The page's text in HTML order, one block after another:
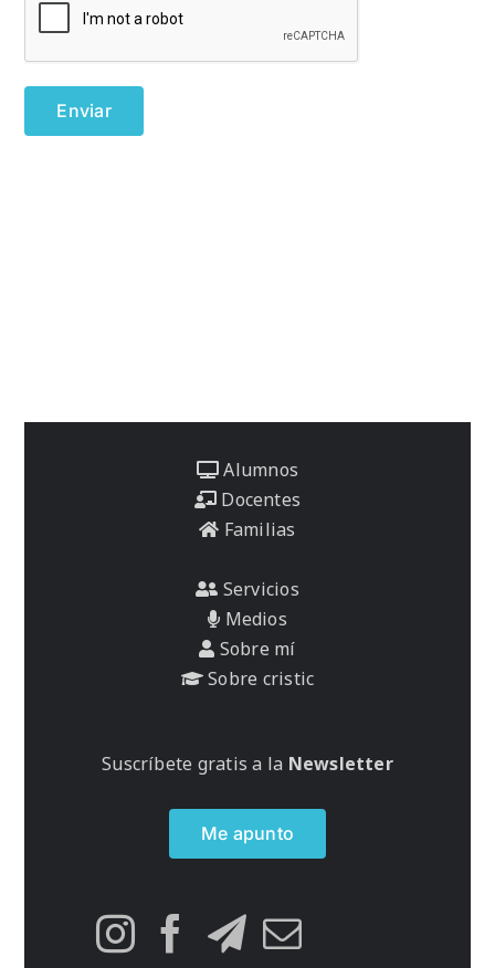
Alumnos
Docentes
Familias
Servicios
Medios
Sobre mí
Sobre cristic
Suscríbete gratis a la Newsletter
Me apunto